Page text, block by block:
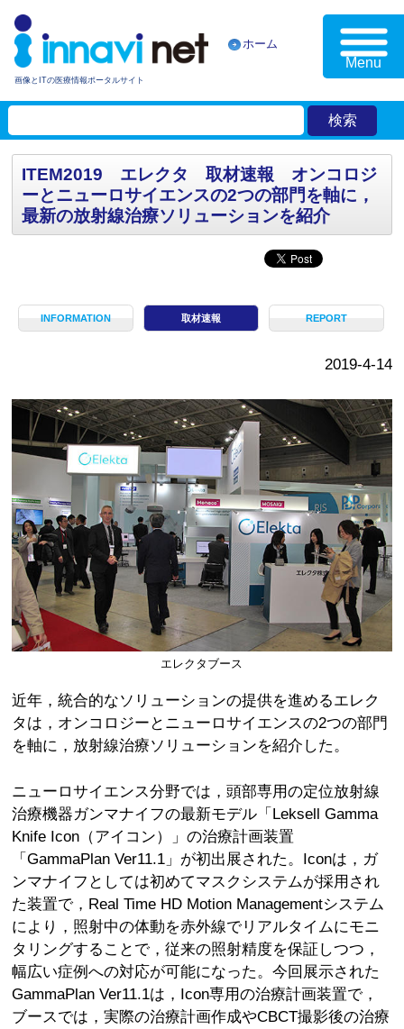
画像とITの医療情報ポータルサイト
ホーム
Menu
ITEM2019 エレクタ 取材速報 オンコロジ
ーとニューロサイエンスの2つの部門を軸に，
最新の放射線治療ソリューションを紹介
INFORMATION 取材速報 REPORT
2019-4-14
エレクタブース
近年，統合的なソリューションの提供を進めるエレク
タは，オンコロジーとニューロサイエンスの2つの部門
を軸に，放射線治療ソリューションを紹介した。
ニューロサイエンス分野では，頭部専用の定位放射線
治療機器ガンマナイフの最新モデル「Leksell Gamma
Knife Icon（アイコン）」の治療計画装置
「GammaPlan Ver11.1」が初出展された。Iconは，ガ
ンマナイフとしては初めてマスクシステムが採用され
た装置で，Real Time HD Motion Managementシステム
により，照射中の体動を赤外線でリアルタイムにモニ
タリングすることで，従来の照射精度を保証しつつ，
幅広い症例への対応が可能になった。今回展示された
GammaPlan Ver11.1は，Icon専用の治療計画装置で，
ブースでは，実際の治療計画作成やCBCT撮影後の治療